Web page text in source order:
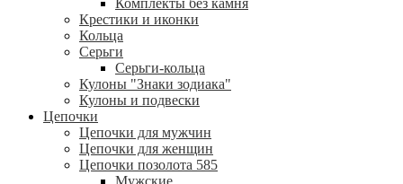
Комплекты без камня
Крестики и иконки
Кольца
Серьги
Серьги-кольца
Кулоны "Знаки зодиака"
Кулоны и подвески
Цепочки
Цепочки для мужчин
Цепочки для женщин
Цепочки позолота 585
Мужские